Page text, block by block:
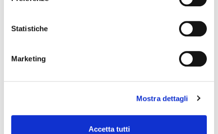
Statistiche
Marketing
Mostra dettagli
Accetta tutti